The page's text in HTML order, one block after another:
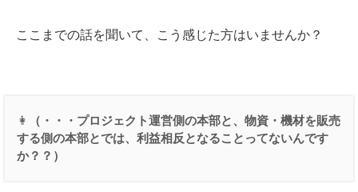
ここまでの話を聞いて、こう感じた方はいませんか？
👩
（・・・プロジェクト運営側の本部と、物資・機材を販売
する側の本部とでは、利益相反となることってないんです
か？？）